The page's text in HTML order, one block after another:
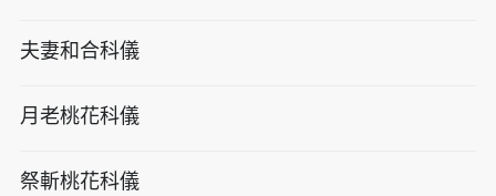
夫妻和合科儀
月老桃花科儀
祭斬桃花科儀